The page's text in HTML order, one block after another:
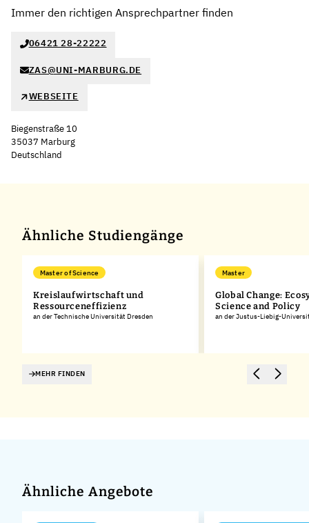
Immer den richtigen Ansprechpartner finden
06421 28-22222
ZAS@UNI-MARBURG.DE
WEBSEITE
Biegenstraße 10
35037 Marburg
Deutschland
Ähnliche Studiengänge
Master of Science
Kreislaufwirtschaft und
Ressourceneffizienz
an der Technische Universität Dresden
Master
Global Change:
Science and Policy
an der Justus-Liebig-
MEHR FINDEN
Ähnliche Angebote